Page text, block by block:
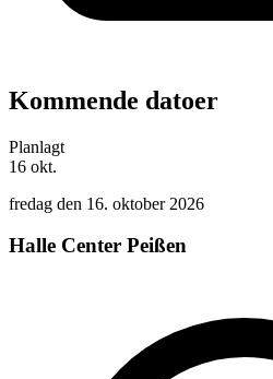
Kommende datoer
Planlagt
16 okt.
fredag den 16. oktober 2026
Halle Center Peißen